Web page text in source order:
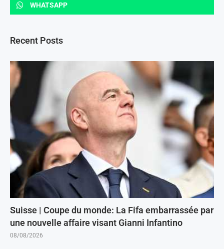
WHATSAPP
Recent Posts
Suisse | Coupe du monde: La Fifa embarrassée par
une nouvelle affaire visant Gianni Infantino
08/08/2026